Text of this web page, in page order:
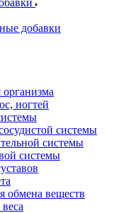
добавки
ногтей
системы
системы
системы
обмена веществ